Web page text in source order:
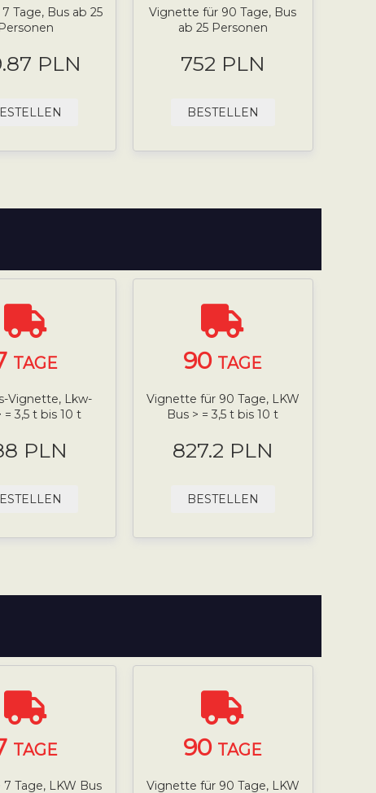
Tage, Bus ab 25
Personen
PLN
Vignette für 90 Tage, Bus
ab 25 Personen
752 PLN
BESTELLEN
TAGE
Vignette, Lkw-
= 3,5 t bis 10 t
PLN
90 TAGE
Vignette für 90 Tage, LKW
Bus > = 3,5 t bis 10 t
827.2 PLN
BESTELLEN
TAGE
Tage, LKW Bus
90 TAGE
Vignette für 90 Tage, LKW